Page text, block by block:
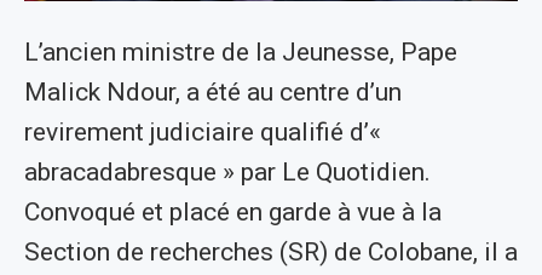
L’ancien ministre de la Jeunesse, Pape
Malick Ndour, a été au centre d’un
revirement judiciaire qualifié d’«
abracadabresque » par Le Quotidien.
Convoqué et placé en garde à vue à la
Section de recherches (SR) de Colobane, il a